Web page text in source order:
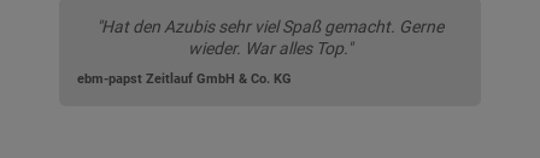
"Hat den Azubis sehr viel Spaß gemacht. Gerne
wieder. War alles Top."
ebm-papst Zeitlauf GmbH & Co. KG